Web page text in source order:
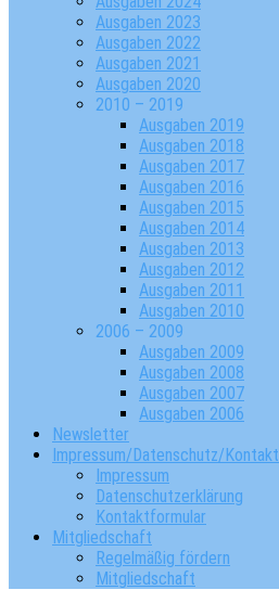
Ausgaben 2023
Ausgaben 2022
Ausgaben 2021
Ausgaben 2020
2010 – 2019
Ausgaben 2019
Ausgaben 2018
Ausgaben 2017
Ausgaben 2016
Ausgaben 2015
Ausgaben 2014
Ausgaben 2013
Ausgaben 2012
Ausgaben 2011
Ausgaben 2010
2006 – 2009
Ausgaben 2009
Ausgaben 2008
Ausgaben 2007
Ausgaben 2006
Newsletter
Impressum/Datenschutz/Kontakt
Impressum
Datenschutzerklärung
Kontaktformular
Mitgliedschaft
Regelmäßig fördern
Mitgliedschaft